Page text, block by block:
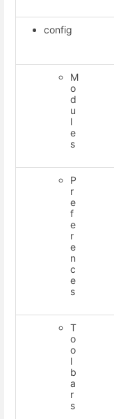
config
M
o
d
u
l
e
s
P
r
e
f
e
r
e
n
c
e
s
T
o
o
l
b
a
r
s